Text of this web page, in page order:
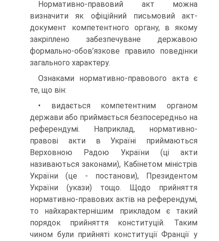
Нормативно-правовий акт можна
визначити як офіційний письмовий акт-
документ компетентного органу, в якому
закріплено забезпечуване державою
формально-обов’язкове правило поведінки
загального характеру.
Ознаками нормативно-правового акта є
те, що він:
• видається компетентним органом
держави або приймається безпосередньо на
референдумі. Наприклад, нормативно-
правові акти в Україні приймаються
Верховною Радою України (ці акти
називаються законами), Кабінетом міністрів
України (це - постанови), Президентом
України (укази) тощо. Щодо прийняття
нормативно-правових актів на референдумі,
то найхарактернішим прикладом є такий
порядок прийняття конституцій. Таким
чином були прийняті конституції Франції у